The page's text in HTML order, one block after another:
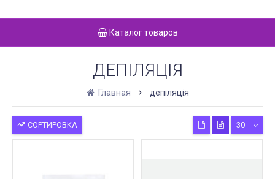
Каталог товаров
ДЕПІЛЯЦІЯ
Главная депіляція
СОРТИРОВКА 30